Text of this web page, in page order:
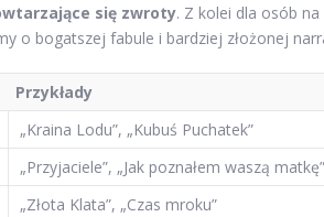
się zwroty. Z kolei dla osób
o bogatszej fabule i bardziej złożonej
Przykłady
„Kraina Lodu”, „Kubuś Puchatek”
„Przyjaciele”, „Jak poznałem waszą matkę”
„Złota Klata”, „Czas mroku”